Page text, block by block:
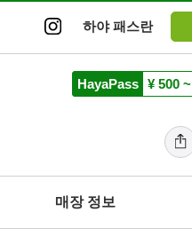
하야 패스란
HayaPass ¥ 500 ~
매장 정보